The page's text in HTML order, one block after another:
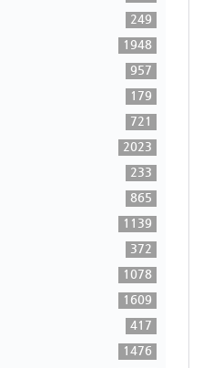
249
1948
957
179
721
2023
233
865
1139
372
1078
1609
417
1476